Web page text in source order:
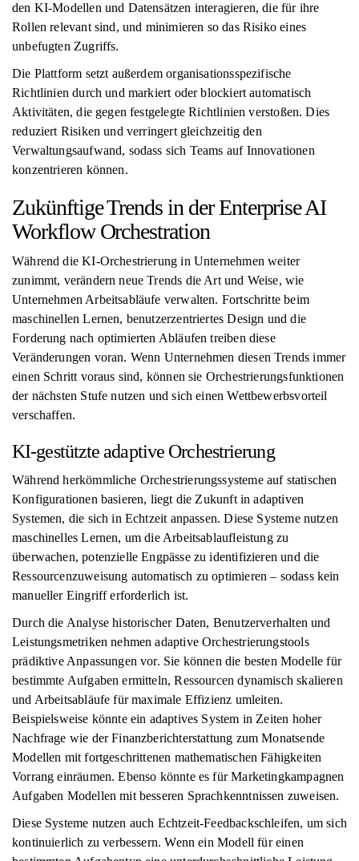
den KI-Modellen und Datensätzen interagieren, die für ihre
Rollen relevant sind, und minimieren so das Risiko eines
unbefugten Zugriffs.
Die Plattform setzt außerdem organisationsspezifische
Richtlinien durch und markiert oder blockiert automatisch
Aktivitäten, die gegen festgelegte Richtlinien verstoßen. Dies
reduziert Risiken und verringert gleichzeitig den
Verwaltungsaufwand, sodass sich Teams auf Innovationen
konzentrieren können.
Zukünftige Trends in der Enterprise AI
Workflow Orchestration
Während die KI-Orchestrierung in Unternehmen weiter
zunimmt, verändern neue Trends die Art und Weise, wie
Unternehmen Arbeitsabläufe verwalten. Fortschritte beim
maschinellen Lernen, benutzerzentriertes Design und die
Forderung nach optimierten Abläufen treiben diese
Veränderungen voran. Wenn Unternehmen diesen Trends immer
einen Schritt voraus sind, können sie Orchestrierungsfunktionen
der nächsten Stufe nutzen und sich einen Wettbewerbsvorteil
verschaffen.
KI-gestützte adaptive Orchestrierung
Während herkömmliche Orchestrierungssysteme auf statischen
Konfigurationen basieren, liegt die Zukunft in adaptiven
Systemen, die sich in Echtzeit anpassen. Diese Systeme nutzen
maschinelles Lernen, um die Arbeitsablaufleistung zu
überwachen, potenzielle Engpässe zu identifizieren und die
Ressourcenzuweisung automatisch zu optimieren – sodass kein
manueller Eingriff erforderlich ist.
Durch die Analyse historischer Daten, Benutzerverhalten und
Leistungsmetriken nehmen adaptive Orchestrierungstools
prädiktive Anpassungen vor. Sie können die besten Modelle für
bestimmte Aufgaben ermitteln, Ressourcen dynamisch skalieren
und Arbeitsabläufe für maximale Effizienz umleiten.
Beispielsweise könnte ein adaptives System in Zeiten hoher
Nachfrage wie der Finanzberichterstattung zum Monatsende
Modellen mit fortgeschrittenen mathematischen Fähigkeiten
Vorrang einräumen. Ebenso könnte es für Marketingkampagnen
Aufgaben Modellen mit besseren Sprachkenntnissen zuweisen.
Diese Systeme nutzen auch Echtzeit-Feedbackschleifen, um sich
kontinuierlich zu verbessern. Wenn ein Modell für einen